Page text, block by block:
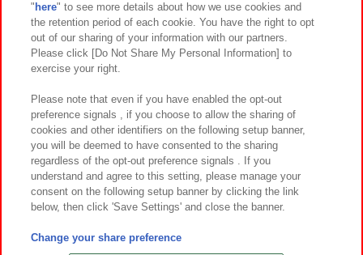
関連会社 サステナビリティ サイトポリシー
プライバシーポリシー ウェブアクセシビリティ方針と検証結果
お取引先さまとともに
カスタマーハラスメント対応方針 よくあるご質問・お問い合わせ
©Bandai Namco Amusement Inc.
©Bandai Namco Amusement Lab Inc.
" here" to see more details about how we use cookies and
the retention period of each cookie. You have the right to opt
out of our sharing of your information with our partners.
Please click [Do Not Share My Personal Information] to
exercise your right.
Please note that even if you have enabled the opt-out
preference signals , if you choose to allow the sharing of
cookies and other identifiers on the following setup banner,
you will be deemed to have consented to the sharing
regardless of the opt-out preference signals . If you
understand and agree to this setting, please manage your
consent on the following setup banner by clicking the link
below, then click 'Save Settings' and close the banner.
Change your share preference